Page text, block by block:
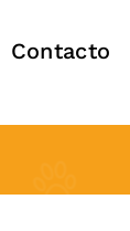
Contacto